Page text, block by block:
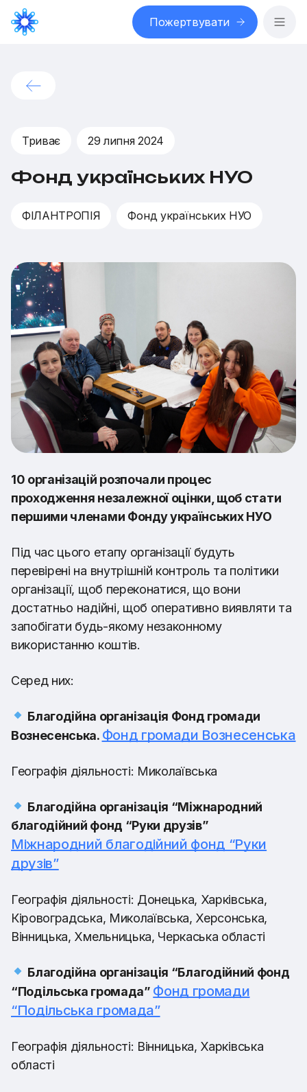
Пожертвувати
Триває 29 липня 2024
Фонд українських НУО
ФІЛАНТРОПІЯ Фонд українських НУО
10 організацій розпочали процес
проходження незалежної оцінки, щоб стати
першими членами Фонду українських НУО
Під час цього етапу організації будуть
перевірені на внутрішній контроль та політики
організації, щоб переконатися, що вони
достатньо надійні, щоб оперативно виявляти та
запобігати будь-якому незаконному
використанню коштів.
Серед них:
Благодійна організація Фонд громади
Вознесенська. Фонд громади Вознесенська
Географія діяльності: Миколаївська
Благодійна організація “Міжнародний
благодійний фонд “Руки друзів”
Міжнародний благодійний фонд “Руки
друзів”
Географія діяльності: Донецька, Харківська,
Кіровоградська, Миколаївська, Херсонська,
Вінницька, Хмельницька, Черкаська області
Благодійна організація “Благодійний фонд
“Подільська громада” Фонд громади
“Подільська громада”
Географія діяльності: Вінницька, Харківська
області